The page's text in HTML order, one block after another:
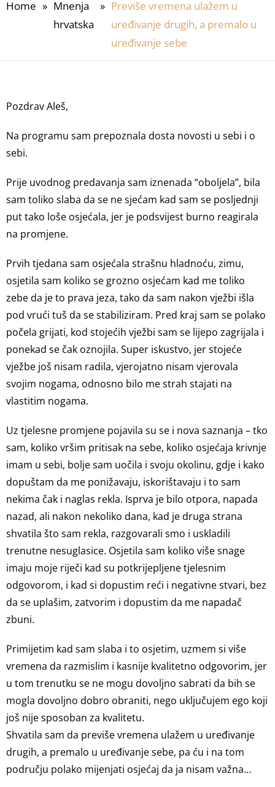
Home » Mnenja
hrvatska
» Previše vremena ulažem u
uređivanje drugih, a premalo u
uređivanje sebe
Pozdrav Aleš,
Na programu sam prepoznala dosta novosti u sebi i o
sebi.
Prije uvodnog predavanja sam iznenada “oboljela”, bila
sam toliko slaba da se ne sjećam kad sam se posljednji
put tako loše osjećala, jer je podsvijest burno reagirala
na promjene.
Prvih tjedana sam osjećala strašnu hladnoću, zimu,
osjetila sam koliko se grozno osjećam kad me toliko
zebe da je to prava jeza, tako da sam nakon vježbi išla
pod vrući tuš da se stabiliziram. Pred kraj sam se polako
počela grijati, kod stojećih vježbi sam se lijepo zagrijala i
ponekad se čak oznojila. Super iskustvo, jer stojeće
vježbe još nisam radila, vjerojatno nisam vjerovala
svojim nogama, odnosno bilo me strah stajati na
vlastitim nogama.
Uz tjelesne promjene pojavila su se i nova saznanja – tko
sam, koliko vršim pritisak na sebe, koliko osjećaja krivnje
imam u sebi, bolje sam uočila i svoju okolinu, gdje i kako
dopuštam da me ponižavaju, iskorištavaju i to sam
nekima čak i naglas rekla. Isprva je bilo otpora, napada
nazad, ali nakon nekoliko dana, kad je druga strana
shvatila što sam rekla, razgovarali smo i uskladili
trenutne nesuglasice. Osjetila sam koliko više snage
imaju moje riječi kad su potkrijepljene tjelesnim
odgovorom, i kad si dopustim reći i negativne stvari, bez
da se uplašim, zatvorim i dopustim da me napadač
zbuni.
Primijetim kad sam slaba i to osjetim, uzmem si više
vremena da razmislim i kasnije kvalitetno odgovorim, jer
u tom trenutku se ne mogu dovoljno sabrati da bih se
mogla dovoljno dobro obraniti, nego uključujem ego koji
još nije sposoban za kvalitetu.
Shvatila sam da previše vremena ulažem u uređivanje
drugih, a premalo u uređivanje sebe, pa ću i na tom
području polako mijenjati osjećaj da ja nisam važna…